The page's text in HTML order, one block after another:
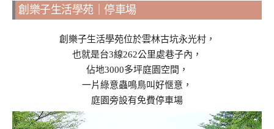
創樂子生活學苑｜停車場
創樂子生活學苑位於雲林古坑永光村，
也就是台3線262公里處巷子內，
佔地3000多坪庭園空間，
一片綠意蟲鳴鳥叫好愜意，
庭園旁設有免費停車場